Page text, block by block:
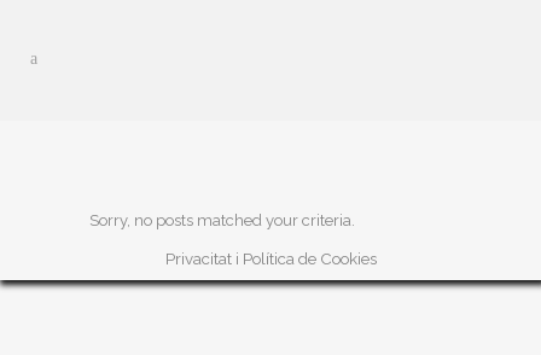
Sorry, no posts matched your criteria.
Privacitat i Política de Cookies